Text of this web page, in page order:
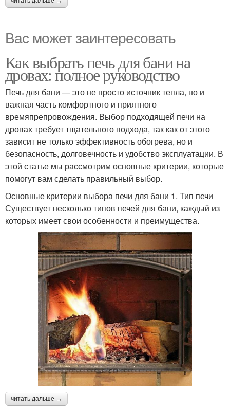
Вас может заинтересовать
Как выбрать печь для бани на
дровах: полное руководство
Печь для бани — это не просто источник тепла, но и
важная часть комфортного и приятного
времяпрепровождения. Выбор подходящей печи на
дровах требует тщательного подхода, так как от этого
зависит не только эффективность обогрева, но и
безопасность, долговечность и удобство эксплуатации. В
этой статье мы рассмотрим основные критерии, которые
помогут вам сделать правильный выбор.
Основные критерии выбора печи для бани 1. Тип печи
Существует несколько типов печей для бани, каждый из
которых имеет свои особенности и преимущества.
читать дальше →